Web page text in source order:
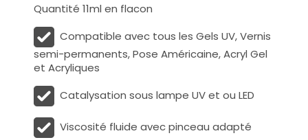
Quantité 11ml en flacon
Compatible avec tous les Gels UV, Vernis
semi-permanents, Pose Américaine, Acryl Gel
et Acryliques
Catalysation sous lampe UV et ou LED
Viscosité fluide avec pinceau adapté